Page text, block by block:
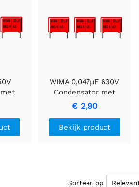
WIMA 0,047µF 630V
Condensator met
Compacte 15mm
Formaat.
€ 2,90
Bekijk product
Sorteer op